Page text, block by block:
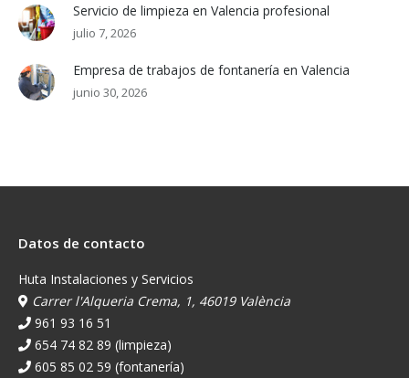
Servicio de limpieza en Valencia profesional
julio 7, 2026
Empresa de trabajos de fontanería en Valencia
junio 30, 2026
Datos de contacto
Huta Instalaciones y Servicios
Carrer l'Alqueria Crema, 1, 46019 València
961 93 16 51
654 74 82 89 (limpieza)
605 85 02 59 (fontanería)